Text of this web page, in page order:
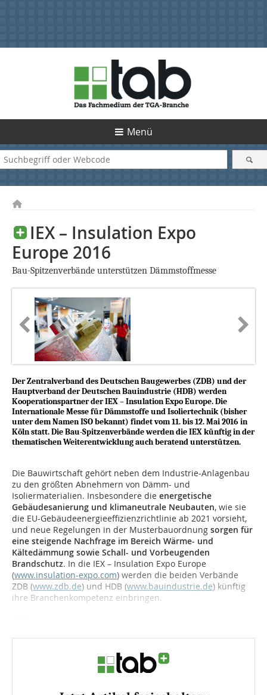
Menü
IEX – Insulation Expo
Europe 2016
Bau-Spitzenverbände unterstützen Dämmstoffmesse
Der Zentralverband des Deutschen Baugewerbes (ZDB) und der
Hauptverband der Deutschen Bauindustrie (HDB) werden
Kooperationspartner der IEX – Insulation Expo Europe. Die
Internationale Messe für Dämmstoffe und Isoliertechnik (bisher
unter dem Namen ISO bekannt) findet vom 11. bis 12. Mai 2016 in
Köln statt. Die Bau-Spitzenverbände werden die IEX künftig in der
thematischen Weiterentwicklung auch beratend unterstützen.
Die Bauwirtschaft gehört neben dem Industrie-Anlagenbau
zu den größten Abnehmern von Dämm- und
Isoliermaterialien. Insbesondere die energetische
Gebäudesanierung und klimaneutrale Neubauten, wie sie
die EU-Gebäudeenergieeffizienzrichtlinie ab 2021 vorsieht,
und neue Regelungen in der Musterbauordnung sorgen für
eine steigende Nachfrage im Bereich Wärme- und
Kältedämmung sowie Schall- und Vorbeugenden
Brandschutz. In die IEX – Insulation Expo Europe
(www.insulation-expo.com) werden die beiden Verbände
ZDB (www.zdb.de) und HDB (www.bauindustrie.de) künftig
ihre Branchenkompetenz einbringen.